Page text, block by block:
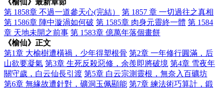
第 1858章 不過一道參天心(完結）
第 1857 章 一切過往之真相
第 1586章 陣中漩渦如何破 第 1585章 肉身元靈終一體 第 1584
章 天地未開之前事 第 1583章 億萬年落個畫餅
《榆仙》正文
第1章 大榆樹遭橫禍，少年得塑根骨 第2章 一年修行圓滿，后
山欲要凝氣 第3章 生死反殺惡修，余羨即將破境 第4章 雪夜年
關守歲，白云仙長引渡 第5章 白云宗測靈根，無奈入百礦坊
第6章 無緣故遭針對，礦洞玉佩顯能 第7章 練法術巧算計，鍛